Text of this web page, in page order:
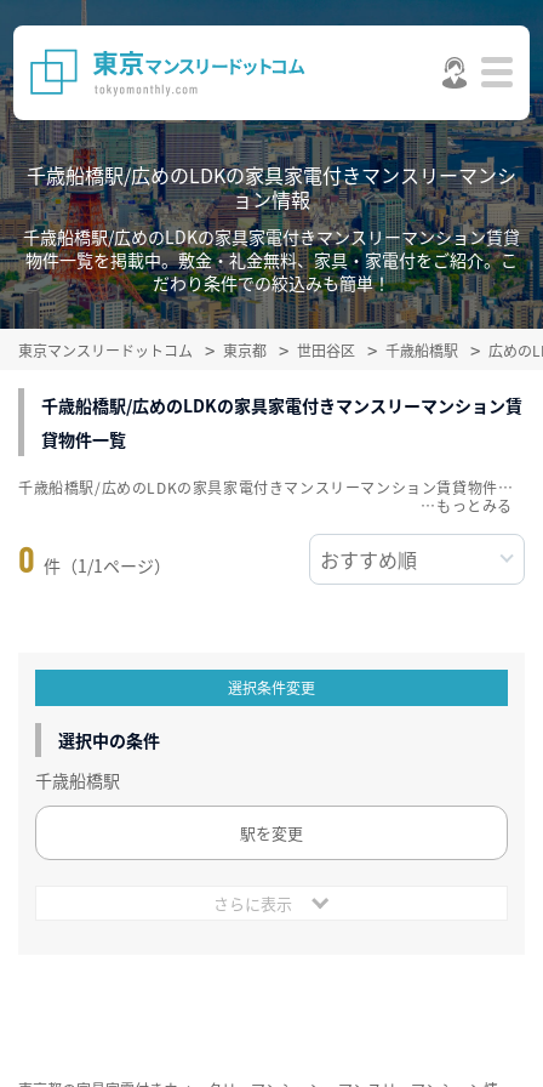
千歳船橋駅/広めのLDKの家具家電付きマンスリーマンシ
ョン情報
千歳船橋駅/広めのLDKの家具家電付きマンスリーマンション賃貸
物件一覧を掲載中。敷金・礼金無料、家具・家電付をご紹介。こ
だわり条件での絞込みも簡単！
東京マンスリードットコム 東京都 世田谷区 千歳船橋駅 広めの
千歳船橋駅/広めのLDKの家具家電付きマンスリーマンション賃
貸物件一覧
0 件（1/1ページ）
千歳船橋駅/広めのLDKの家具家電付きマンスリーマンション賃貸物件一覧を掲載中。敷金・礼金無料、家具・家電付をご紹介。こだわり条件での絞込みも簡単！
…
選択条件変更
選択中の条件
千歳船橋駅
駅を変更
さらに表示